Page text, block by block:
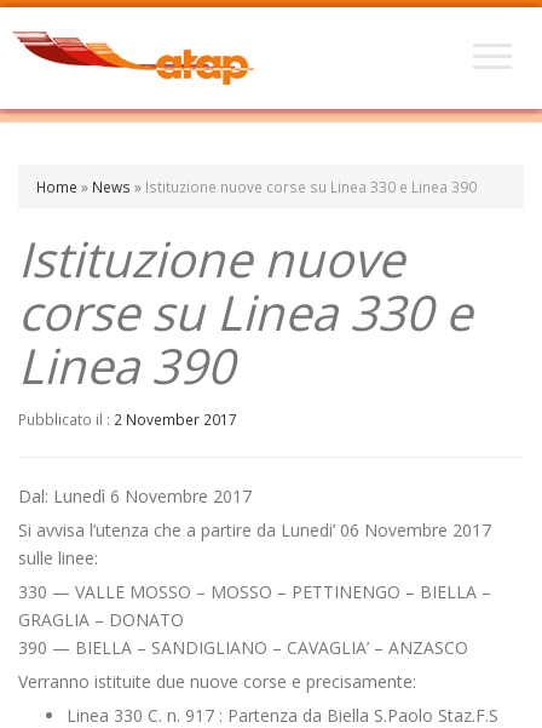
Home » News » Istituzione nuove corse su Linea 330 e Linea 390
Istituzione nuove
corse su Linea 330 e
Linea 390
Pubblicato il : 2 November 2017
Dal: Lunedì 6 Novembre 2017
Si avvisa l’utenza che a partire da Lunedi’ 06 Novembre 2017
sulle linee:
330 — VALLE MOSSO – MOSSO – PETTINENGO – BIELLA –
GRAGLIA – DONATO
390 — BIELLA – SANDIGLIANO – CAVAGLIA’ – ANZASCO
Verranno istituite due nuove corse e precisamente:
Linea 330 C. n. 917 : Partenza da Biella S.Paolo Staz.F.S